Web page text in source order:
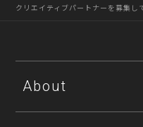
クリエイティブパートナーを募集し
About